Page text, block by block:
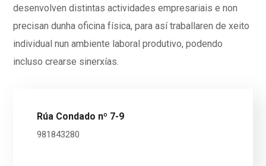
desenvolven distintas actividades empresariais e non
precisan dunha oficina física, para así traballaren de xeito
individual nun ambiente laboral produtivo, podendo
incluso crearse sinerxías.
Rúa Condado nº 7-9
981843280